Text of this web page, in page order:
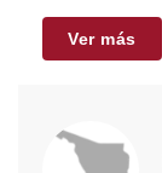
Ver más